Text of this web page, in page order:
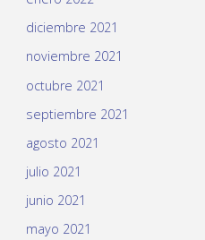
diciembre 2021
noviembre 2021
octubre 2021
septiembre 2021
agosto 2021
julio 2021
junio 2021
mayo 2021